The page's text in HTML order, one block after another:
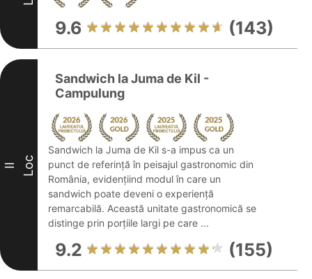
9.6 (143)
II Loc
Sandwich la Juma de Kil -
Campulung
Sandwich la Juma de Kil s-a impus ca un
punct de referință în peisajul gastronomic din
România, evidențiind modul în care un
sandwich poate deveni o experiență
remarcabilă. Această unitate gastronomică se
distinge prin porțiile largi pe care ...
9.2 (155)